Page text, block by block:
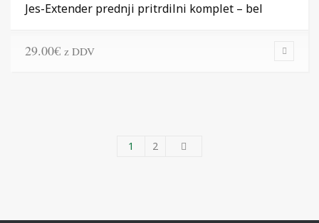
Jes-Extender prednji pritrdilni komplet – bel
29.00€ z DDV
1 2